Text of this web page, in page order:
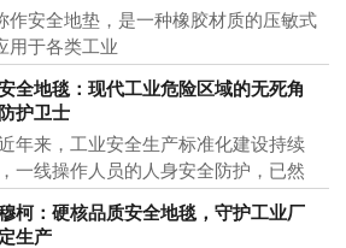
安全地垫，是一种橡胶材质的压敏式
用于各类工业
全地毯：现代工业危险区域的无死角
护卫士
来，工业安全生产标准化建设持续
一线操作人员的人身安全防护，已然
柯：硬核品质安全地毯，守护工业厂
生产